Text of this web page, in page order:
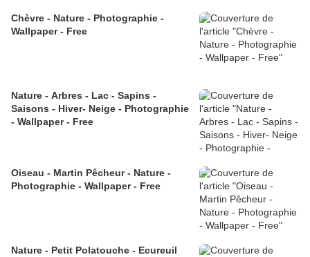
Chèvre - Nature - Photographie -
Wallpaper - Free
Nature - Arbres - Lac - Sapins -
Saisons - Hiver- Neige - Photographie
- Wallpaper - Free
Oiseau - Martin Pêcheur - Nature -
Photographie - Wallpaper - Free
Nature - Petit Polatouche - Ecureuil